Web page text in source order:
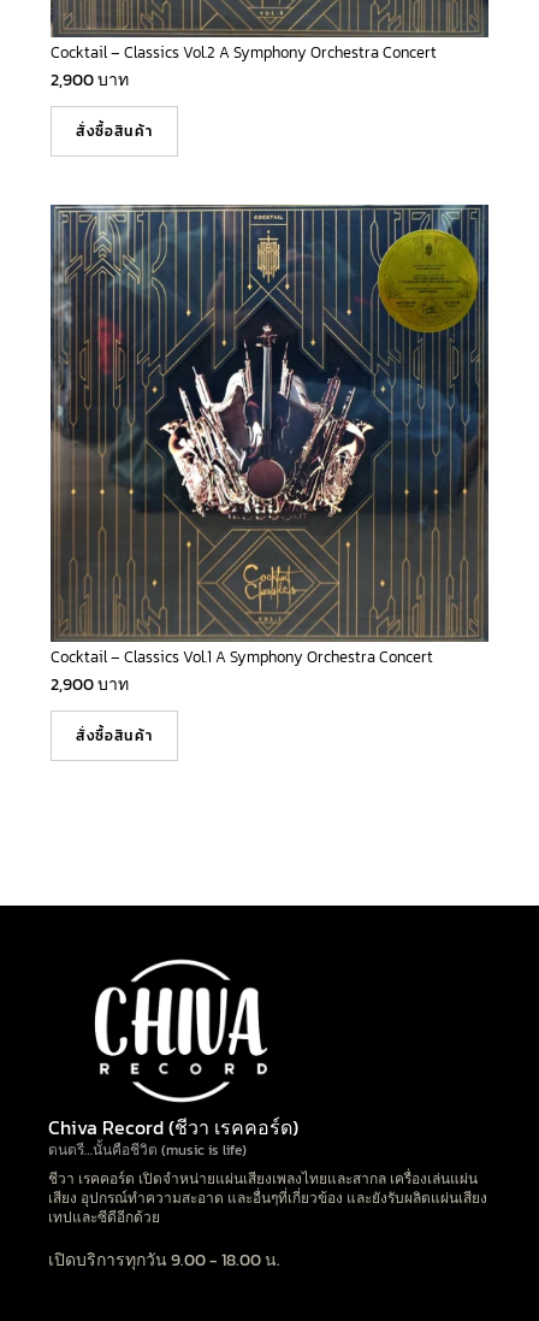
Cocktail – Classics Vol.2 A Symphony Orchestra Concert
2,900บาท
สั่งซื้อสินค้า
Cocktail – Classics Vol.1 A Symphony Orchestra Concert
2,900บาท
สั่งซื้อสินค้า
Chiva Record (ชีวา เรคคอร์ด)
ดนตรี…นั้นคือชีวิต (music is life)
ชีวา เรคคอร์ด เปิดจำหน่ายแผ่นเสียงเพลงไทยและสากล เครื่องเล่นแผ่น
เสียง อุปกรณ์ทำความสะอาด และอื่นๆที่เกี่ยวข้อง และยังรับผลิตแผ่นเสียง
เทปและซีดีอีกด้วย
เปิดบริการทุกวัน 9.00 - 18.00 น.